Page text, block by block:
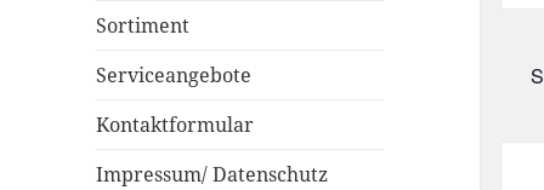
Sortiment
Serviceangebote
Kontaktformular
Impressum/ Datenschutz